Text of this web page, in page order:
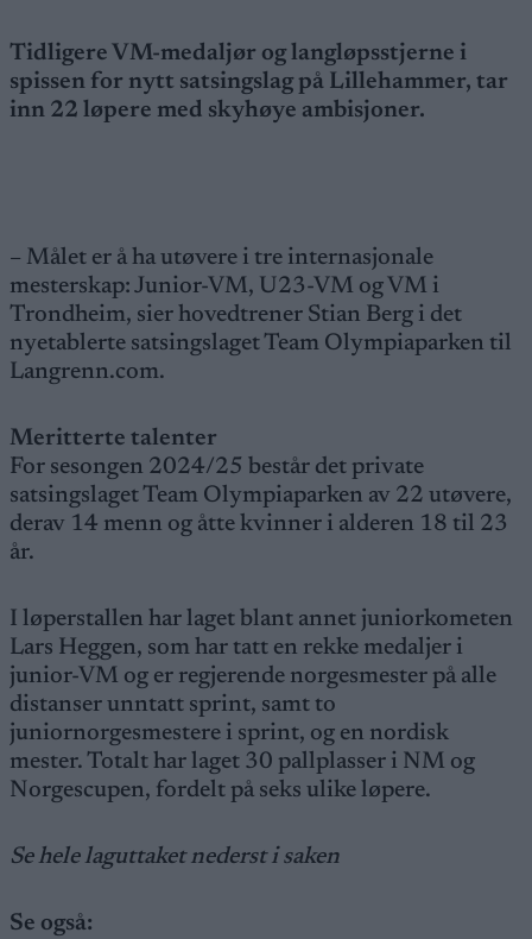
Tidligere VM-medaljør og langløpsstjerne i
spissen for nytt satsingslag på Lillehammer, tar
inn 22 løpere med skyhøye ambisjoner.
– Målet er å ha utøvere i tre internasjonale
mesterskap: Junior-VM, U23-VM og VM i
Trondheim, sier hovedtrener Stian Berg i det
nyetablerte satsingslaget Team Olympiaparken til
Langrenn.com.
Meritterte talenter
For sesongen 2024/25 består det private
satsingslaget Team Olympiaparken av 22 utøvere,
derav 14 menn og åtte kvinner i alderen 18 til 23
år.
I løperstallen har laget blant annet juniorkometen
Lars Heggen, som har tatt en rekke medaljer i
junior-VM og er regjerende norgesmester på alle
distanser unntatt sprint, samt to
juniornorgesmestere i sprint, og en nordisk
mester. Totalt har laget 30 pallplasser i NM og
Norgescupen, fordelt på seks ulike løpere.
Se hele laguttaket nederst i saken
Se også: